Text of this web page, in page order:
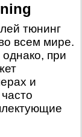
тюнинг
всем мире.
при
и